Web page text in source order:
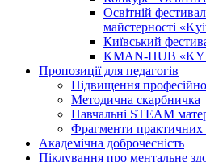
Освітній
майстерності
Київський
KMAN-HUB
Пропозиції для педагогів
Підвищення
Методична скарбничка
Навчальні STEAM
Фрагменти практичних
Академічна доброчесність
Піклування про ментальне